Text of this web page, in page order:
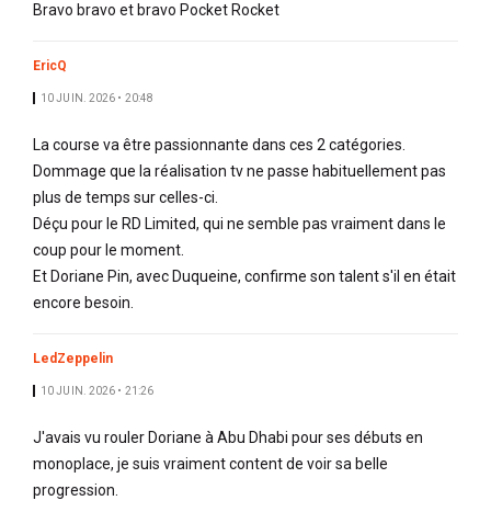
Bravo bravo et bravo Pocket Rocket
EricQ
10 JUIN. 2026 • 20:48
La course va être passionnante dans ces 2 catégories.
Dommage que la réalisation tv ne passe habituellement pas
plus de temps sur celles-ci.
Déçu pour le RD Limited, qui ne semble pas vraiment dans le
coup pour le moment.
Et Doriane Pin, avec Duqueine, confirme son talent s'il en était
encore besoin.
LedZeppelin
10 JUIN. 2026 • 21:26
J'avais vu rouler Doriane à Abu Dhabi pour ses débuts en
monoplace, je suis vraiment content de voir sa belle
progression.